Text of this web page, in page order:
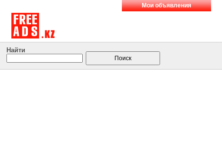
Мои объявления
Найти